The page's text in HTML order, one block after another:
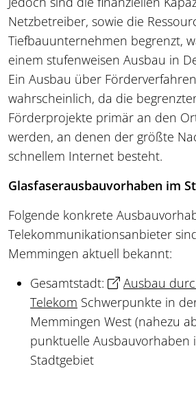
Netzbetreiber, sowie die
Tiefbauunternehmen begrenzt,
einem stufenweisen Ausbau in
Ein Ausbau über
wahrscheinlich, da die
Förderprojekte primär an den
werden, an denen der größte
schnellem Internet besteht.
Glasfaserausbauvorhaben im
Folgende konkrete
Telekommunikationsanbieter
Memmingen aktuell bekannt:
Gesamtstadt:
Ausbau
Telekom Schwerpunkte in
Memmingen West (nahezu
punktuelle Ausbauvorhaben
Stadtgebiet